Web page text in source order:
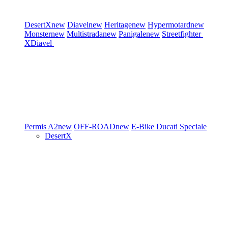
DesertXnew Diavelnew Heritagenew Hypermotardnew
Monsternew Multistradanew Panigalenew Streetfighter
XDiavel
Permis A2new OFF-ROADnew E-Bike Ducati Speciale
DesertX